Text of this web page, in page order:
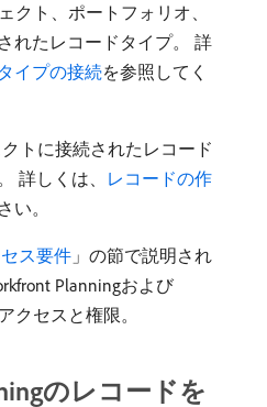
クト、ポートフォリオ、
れたレコードタイプ。 詳
イプの接続を参照してく
トに接続されたレコード
詳しくは、 レコードの作
い。
セス要件 」の節で説明され
Planningおよび
クセスと権限。
のレコードを